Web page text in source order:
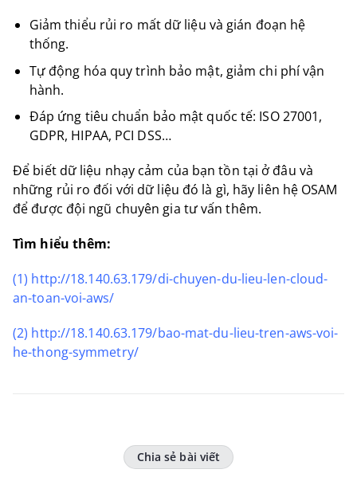
Giảm thiểu rủi ro mất dữ liệu và gián đoạn hệ
thống.
Tự động hóa quy trình bảo mật, giảm chi phí vận
hành.
Đáp ứng tiêu chuẩn bảo mật quốc tế: ISO 27001,
GDPR, HIPAA, PCI DSS…
Để biết dữ liệu nhạy cảm của bạn tồn tại ở đâu và
những rủi ro đối với dữ liệu đó là gì, hãy liên hệ OSAM
để được đội ngũ chuyên gia tư vấn thêm.
Tìm hiểu thêm:
(1) http://18.140.63.179/di-chuyen-du-lieu-len-cloud-
an-toan-voi-aws/
(2) http://18.140.63.179/bao-mat-du-lieu-tren-aws-voi-
he-thong-symmetry/
Chia sẻ bài viết